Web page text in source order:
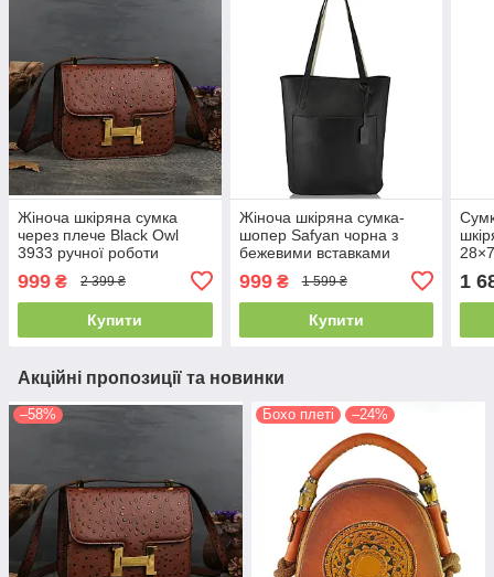
Жіноча шкіряна сумка
через плече Black Owl
3933 ручної роботи
999 ₴ 2 399 ₴
Купити
Жіноча шкіряна сумка-
шопер Safyan чорна з
бежевими вставками
999₴ 1 599 ₴
Купити
1
Акційні пропозиції та новинки
–58% Бохо плеті –24%